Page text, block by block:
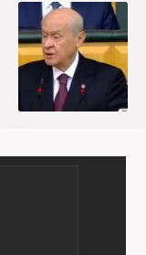
sosyolog ve
haberciliğine ilk
attı. 2020’de
başladı. Halen
yapmaktadır.